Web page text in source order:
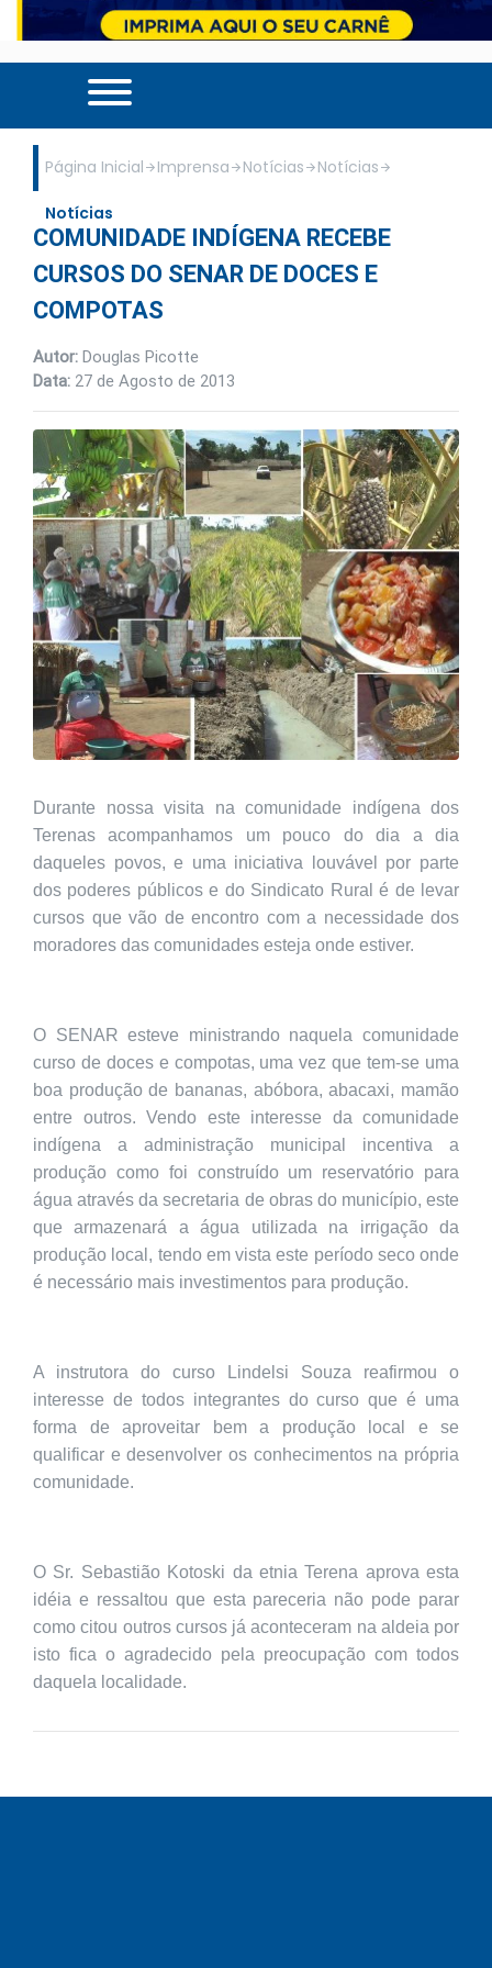
Página Inicial Imprensa Notícias Notícias
Notícias
COMUNIDADE INDÍGENA RECEBE
CURSOS DO SENAR DE DOCES E
COMPOTAS
Autor: Douglas Picotte
Data: 27 de Agosto de 2013
Durante nossa visita na comunidade indígena dos
Terenas acompanhamos um pouco do dia a dia
daqueles povos, e uma iniciativa louvável por parte
dos poderes públicos e do Sindicato Rural é de levar
cursos que vão de encontro com a necessidade dos
moradores das comunidades esteja onde estiver.
O SENAR esteve ministrando naquela comunidade
curso de doces e compotas, uma vez que tem-se uma
boa produção de bananas, abóbora, abacaxi, mamão
entre outros. Vendo este interesse da comunidade
indígena a administração municipal incentiva a
produção como foi construído um reservatório para
água através da secretaria de obras do município, este
que armazenará a água utilizada na irrigação da
produção local, tendo em vista este período seco onde
é necessário mais investimentos para produção.
A instrutora do curso Lindelsi Souza reafirmou o
interesse de todos integrantes do curso que é uma
forma de aproveitar bem a produção local e se
qualificar e desenvolver os conhecimentos na própria
comunidade.
O Sr. Sebastião Kotoski da etnia Terena aprova esta
idéia e ressaltou que esta pareceria não pode parar
como citou outros cursos já aconteceram na aldeia por
isto fica o agradecido pela preocupação com todos
daquela localidade.